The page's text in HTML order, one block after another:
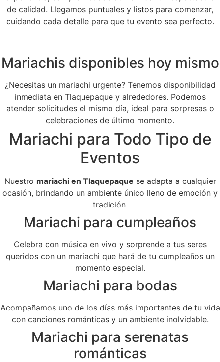
de calidad. Llegamos puntuales y listos para comenzar,
cuidando cada detalle para que tu evento sea perfecto.
Mariachis disponibles hoy mismo
¿Necesitas un mariachi urgente? Tenemos disponibilidad
inmediata en Tlaquepaque y alrededores. Podemos
atender solicitudes el mismo día, ideal para sorpresas o
celebraciones de último momento.
Mariachi para Todo Tipo de
Eventos
Nuestro mariachi en Tlaquepaque se adapta a cualquier
ocasión, brindando un ambiente único lleno de emoción y
tradición.
Mariachi para cumpleaños
Celebra con música en vivo y sorprende a tus seres
queridos con un mariachi que hará de tu cumpleaños un
momento especial.
Mariachi para bodas
Acompañamos uno de los días más importantes de tu vida
con canciones románticas y un ambiente inolvidable.
Mariachi para serenatas
románticas